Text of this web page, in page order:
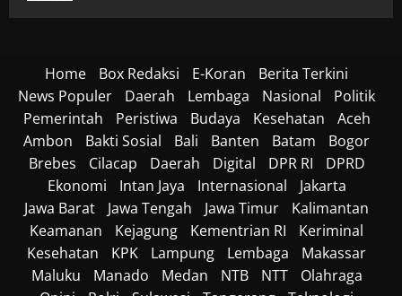
Home Box Redaksi E-Koran
Berita Terkini
News Populer
Daerah Lembaga Nasional
Politik
Pemerintah
Peristiwa Budaya Kesehatan
Aceh
Ambon
Bakti Sosial Bali Banten Batam
Bogor
Brebes
Cilacap Daerah Digital DPR RI
DPRD
Ekonomi
Intan Jaya Internasional
Jakarta
Jawa Barat
Jawa Tengah Jawa Timur
Kalimantan
Keamanan
Kejagung Kementrian RI
Keriminal
Kesehatan
KPK Lampung Lembaga
Makassar
Maluku
Manado Medan NTB NTT
Olahraga